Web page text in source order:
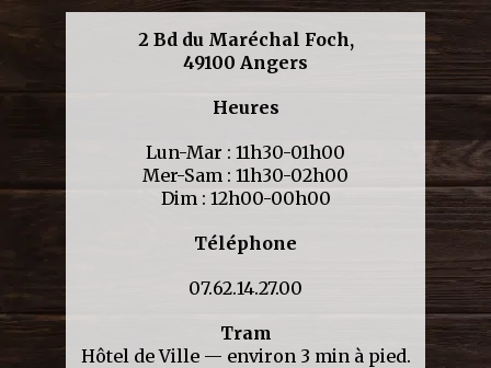
2 Bd du Maréchal Foch,
49100 Angers
Heures
Lun-Mar : 11h30-01h00
Mer-Sam : 11h30-02h00
Dim : 12h00-00h00
Téléphone
07.62.14.27.00
Tram
Hôtel de Ville — environ 3 min à pied.